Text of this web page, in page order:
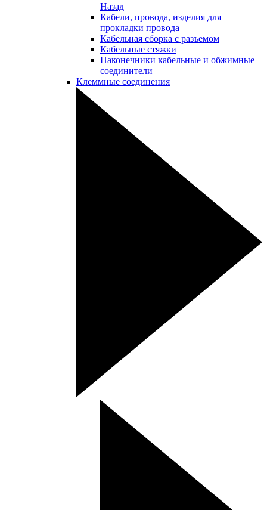
Назад
Кабели, провода, изделия для
прокладки провода
Кабельная сборка с разъемом
Кабельные стяжки
Наконечники кабельные и обжимные
соединители
Клеммные соединения